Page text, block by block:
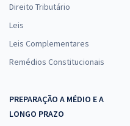
Direito Tributário
Leis
Leis Complementares
Remédios Constitucionais
PREPARAÇÃO A MÉDIO E A
LONGO PRAZO